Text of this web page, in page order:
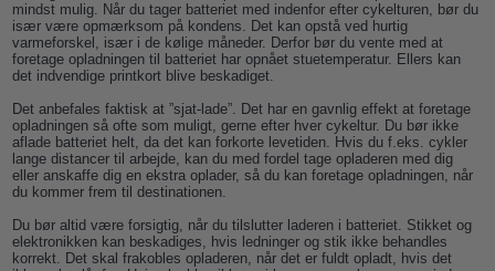
mindst mulig. Når du tager batteriet med indenfor efter cykelturen, bør du
især være opmærksom på kondens. Det kan opstå ved hurtig
varmeforskel, især i de kølige måneder. Derfor bør du vente med at
foretage opladningen til batteriet har opnået stuetemperatur. Ellers kan
det indvendige printkort blive beskadiget.
Det anbefales faktisk at ”sjat-lade”. Det har en gavnlig effekt at foretage
opladningen så ofte som muligt, gerne efter hver cykeltur. Du bør ikke
aflade batteriet helt, da det kan forkorte levetiden. Hvis du f.eks. cykler
lange distancer til arbejde, kan du med fordel tage opladeren med dig
elleranskaffe dig en ekstra oplader, så du kan foretage opladningen, når
du kommer frem til destinationen.
Du bør altid være forsigtig, når du tilslutter laderen i batteriet. Stikket og
elektronikken kan beskadiges, hvis ledninger og stik ikke behandles
korrekt. Det skal frakobles opladeren, når det er fuldt opladt, hvis det